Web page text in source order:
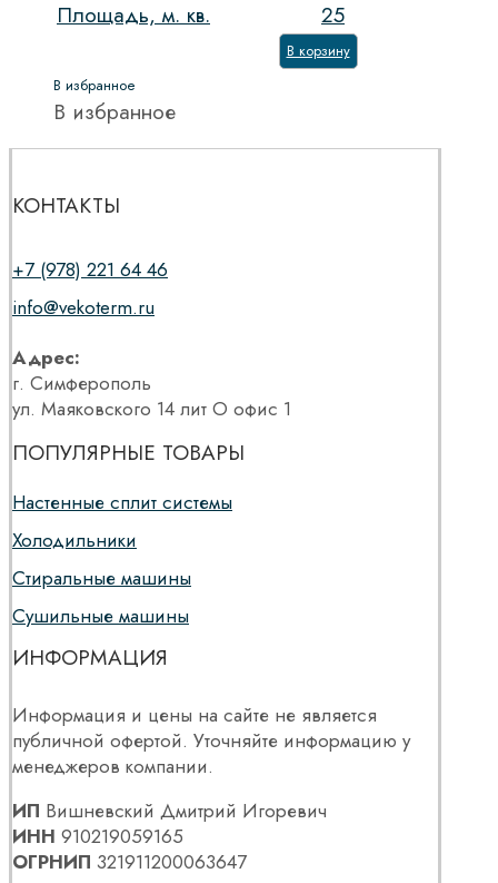
Площадь, м. кв.
25
В корзину
В избранное
В избранное
КОНТАКТЫ
+7 (978) 221 64 46
info@vekoterm.ru
Адрес:
г. Симферополь
ул. Маяковского 14 лит О офис 1
ПОПУЛЯРНЫЕ ТОВАРЫ
Настенные сплит системы
Холодильники
Стиральные машины
Сушильные машины
ИНФОРМАЦИЯ
Информация и цены на сайте не является
публичной офертой. Уточняйте информацию у
менеджеров компании.
ИП Вишневский Дмитрий Игоревич
ИНН 910219059165
ОГРНИП 321911200063647